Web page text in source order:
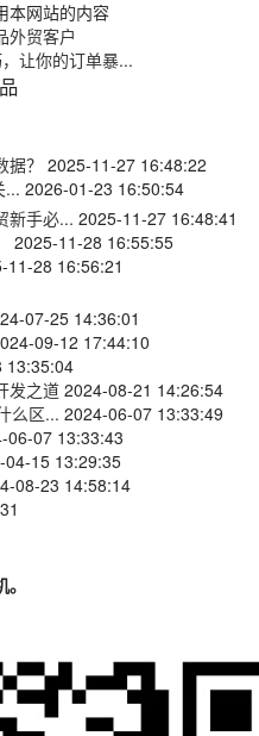
本网站的内容
外贸客户
让你的订单暴...
？ 2025-11-27 16:48:22
... 2026-01-23 16:50:54
新手必... 2025-11-27 16:48:41
2025-11-28 16:55:55
11-28 16:56:21
07-25 14:36:01
09-12 17:44:10
13:35:04
发之道 2024-08-21 14:26:54
么区... 2024-06-07 13:33:49
06-07 13:33:43
04-15 13:29:35
08-23 14:58:14